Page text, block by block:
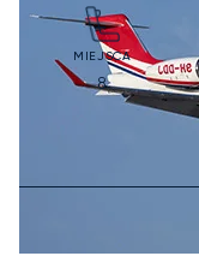
MIEJSCA
8